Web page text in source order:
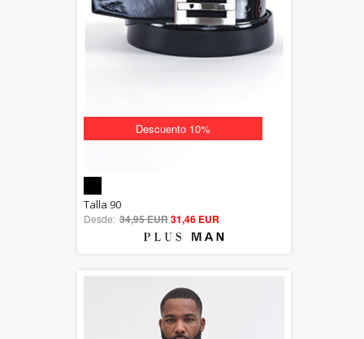
Descuento 10%
out of 5
Talla 90
Desde: 34,95 EUR31,46 EUR